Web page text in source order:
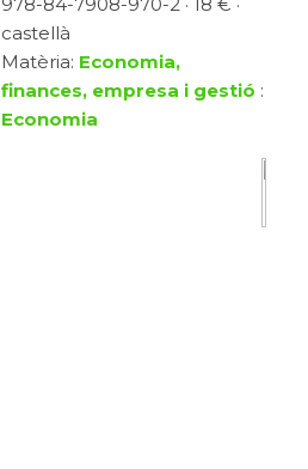
castellà
Matèria: Economia,
finances, empresa i gestió :
Economia